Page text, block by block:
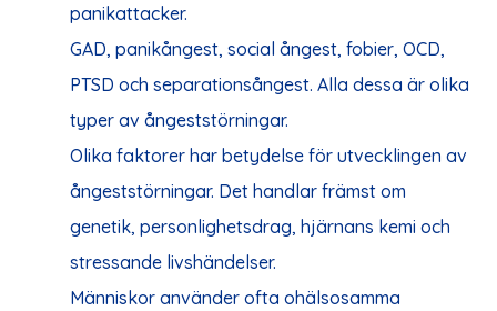
panikattacker.
GAD, panikångest, social ångest, fobier, OCD,
PTSD och separationsångest. Alla dessa är olika
typer av ångeststörningar.
Olika faktorer har betydelse för utvecklingen av
ångeststörningar. Det handlar främst om
genetik, personlighetsdrag, hjärnans kemi och
stressande livshändelser.
Människor använder ofta ohälsosamma